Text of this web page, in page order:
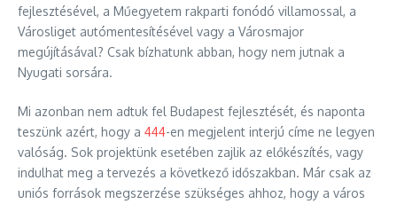
fejlesztésével, a Műegyetem rakparti fonódó villamossal, a
Városliget autómentesítésével vagy a Városmajor
megújításával? Csak bízhatunk abban, hogy nem jutnak a
Nyugati sorsára.
Mi azonban nem adtuk fel Budapest fejlesztését, és naponta
teszünk azért, hogy a 444-en megjelent interjú címe ne legyen
valóság. Sok projektünk esetében zajlik az előkészítés, vagy
indulhat meg a tervezés a következő időszakban. Már csak az
uniós források megszerzése szükséges ahhoz, hogy a város